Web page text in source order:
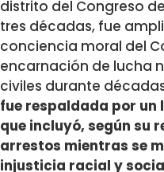
distrito del Congreso
tres décadas, fue
conciencia moral del
encarnación de lucha
civiles durante
fue respaldada por
que incluyó, según su
arrestos mientras se
injusticia racial y